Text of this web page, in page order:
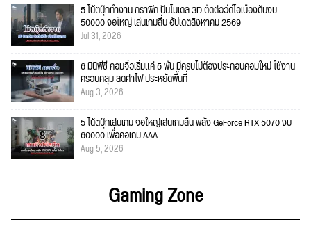
5 โน้ตบุ๊กทำงาน กราฟิก ปั้นโมเดล 3D ตัดต่อวีดีโอเบื้องต้นงบ
50000 จอใหญ่ เล่นเกมลื่น อัปเดตสิงหาคม 2569
Jul 31, 2026
6 มินิพีซี คอมจิ๋วเริ่มแค่ 5 พัน มีครบไม่ต้องประกอบคอมใหม่ ใช้งาน
ครอบคลุม ลดค่าไฟ ประหยัดพื้นที่
Aug 3, 2026
5 โน้ตบุ๊กเล่นเกม จอใหญ่เล่นเกมลื่น พลัง GeForce RTX 5070 งบ
60000 เพื่อคอเกม AAA
Aug 5, 2026
Gaming Zone